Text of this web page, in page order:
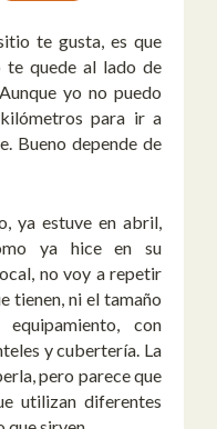
te gusta, es que
te quede al lado de
yo no puedo
para ir a
Bueno depende de
ya estuve en abril,
ya hice en su
no voy a repetir
tienen, ni el tamaño
con
y cubertería. La
pero parece que
utilizan diferentes